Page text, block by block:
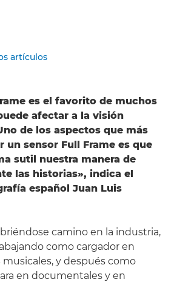
artículos
es el favorito de muchos
afectar a la visión
de los aspectos que más
un sensor Full Frame es que
sutil nuestra manera de
las historias», indica el
español Juan Luis
camino en la industria,
como cargador en
y después como
en documentales y en